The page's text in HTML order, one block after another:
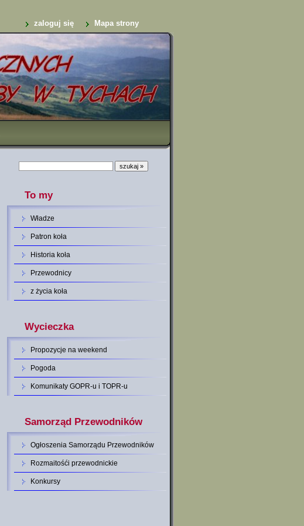
zaloguj się Mapa strony
To my
Władze
Patron koła
Historia koła
Przewodnicy
z życia koła
Wycieczka
Propozycje na weekend
Pogoda
Komunikaty GOPR-u i TOPR-u
Samorząd Przewodników
Ogłoszenia Samorządu Przewodników
Rozmaitośći przewodnickie
Konkursy